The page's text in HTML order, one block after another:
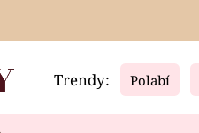
Video
Trendy: Polabí